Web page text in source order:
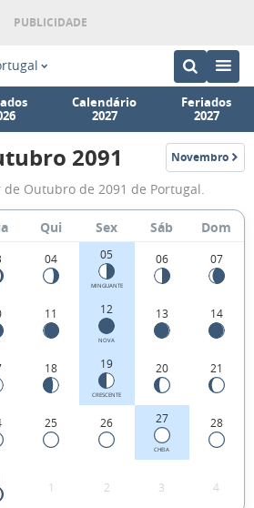
Calendário
2027
Feriados
2027
Fases
da
Lua
de
Outubro
2091
2091 Novembro
2091
Outubro de 2091 de Portugal.
Qui Sex Sáb Dom
04 05
MINGUANTE
06 07
11 12
NOVA
13 14
18 19
CRESCENTE
20 21
25 26 27
CHEIA
28
1 2 3 4